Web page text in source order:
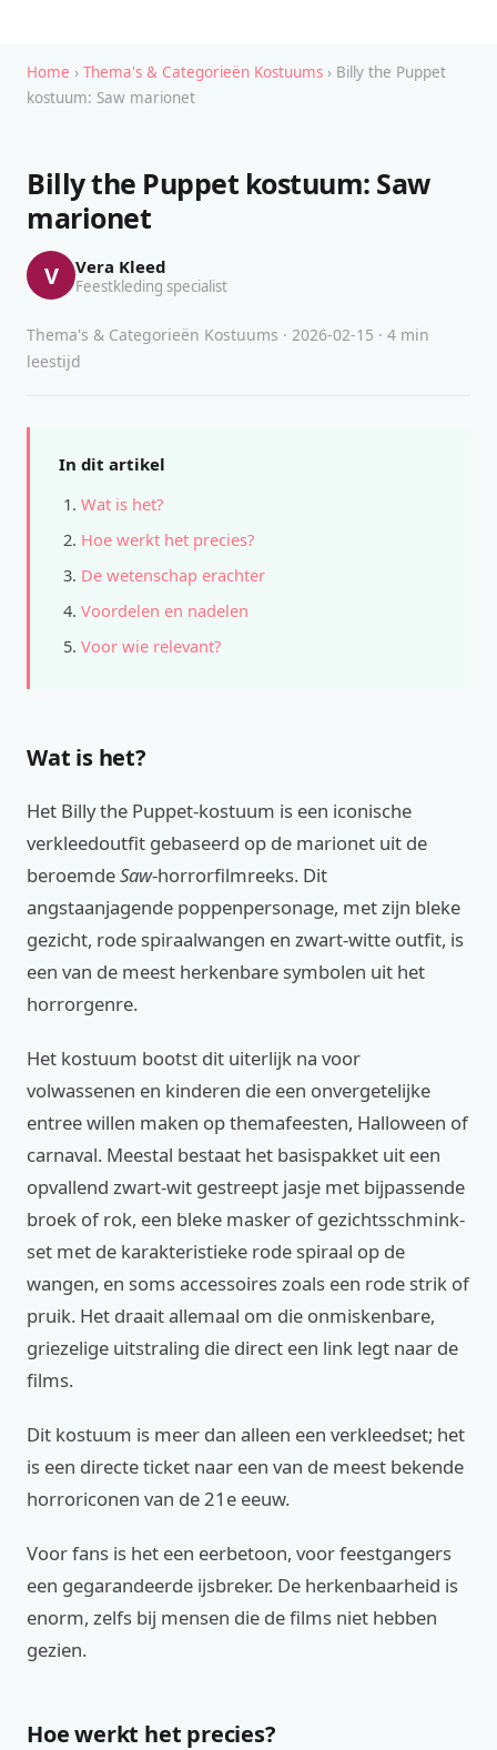
Home › Thema's & Categorieën Kostuums › Billy the Puppet
kostuum: Saw marionet
Billy the Puppet kostuum: Saw
marionet
V Vera Kleed
Feestkleding specialist
Thema's & Categorieën Kostuums · 2026-02-15 · 4 min
leestijd
In dit artikel
Wat is het?
Hoe werkt het precies?
De wetenschap erachter
Voordelen en nadelen
Voor wie relevant?
Wat is het?
Het Billy the Puppet-kostuum is een iconische
verkleedoutfit gebaseerd op de marionet uit de
beroemdeSaw-horrorfilmreeks. Dit
angstaanjagende poppenpersonage, met zijn bleke
gezicht, rode spiraalwangen en zwart-witte outfit, is
een van de meest herkenbare symbolen uit het
horrorgenre.
Het kostuum bootst dit uiterlijk na voor
volwassenen en kinderen die een onvergetelijke
entree willen maken op themafeesten, Halloween of
carnaval. Meestal bestaat het basispakket uit een
opvallend zwart-wit gestreept jasje met bijpassende
broek of rok, een bleke masker of gezichtsschmink-
set met de karakteristieke rode spiraal op de
wangen, en soms accessoires zoals een rode strik of
pruik. Het draait allemaal om die onmiskenbare,
griezelige uitstraling die direct een link legt naar de
films.
Dit kostuum is meer dan alleen een verkleedset; het
is een directe ticket naar een van de meest bekende
horroriconen van de 21e eeuw.
Voor fans is het een eerbetoon, voor feestgangers
een gegarandeerde ijsbreker. De herkenbaarheid is
enorm, zelfs bij mensen die de films niet hebben
gezien.
Hoe werkt het precies?